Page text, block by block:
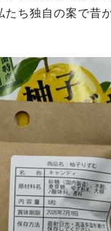
ち独自の案で昔